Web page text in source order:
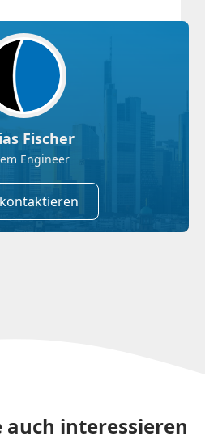
Fischer
Engineer
auch interessieren